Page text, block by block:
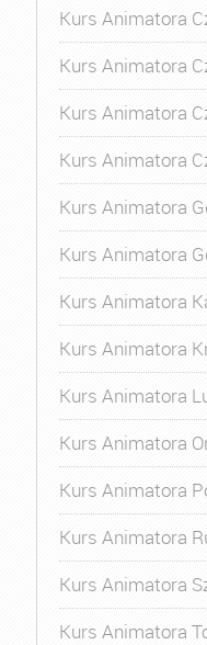
Kurs Animatora
Kurs Animatora
Kurs Animatora
Kurs Animatora
Kurs Animatora
Kurs Animatora
Kurs Animatora
Kurs Animatora
Kurs Animatora
Kurs Animatora
Kurs Animatora
Kurs Animatora
Kurs Animatora
Kurs Animatora